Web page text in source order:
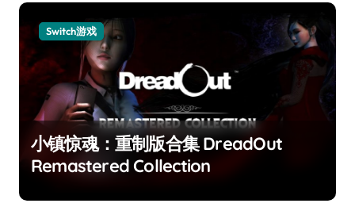
Switch游戏
小镇惊魂：重制版合集 DreadOut
Remastered Collection